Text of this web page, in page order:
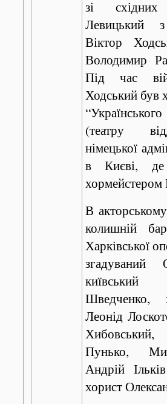
зі
Левицький
Віктор
Володимир
Під час
Ходський був
(театру
німецької
в Києві, де
В
колишній
Харківської
згадуваний
київський
Шведченко,
Леонід
Хибовський,
Пунько,
Андрій
хорист